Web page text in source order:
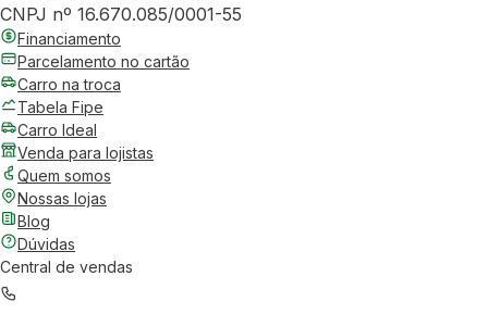
CNPJ nº 16.670.085/0001-55
Financiamento
Parcelamento no cartão
Carro na troca
Tabela Fipe
Carro Ideal
Venda para lojistas
Quem somos
Nossas lojas
Blog
Dúvidas
Central de vendas